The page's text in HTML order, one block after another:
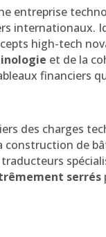
entreprise
internationaux.
high-tech
et de la
financiers
des charges
construction de
serrés